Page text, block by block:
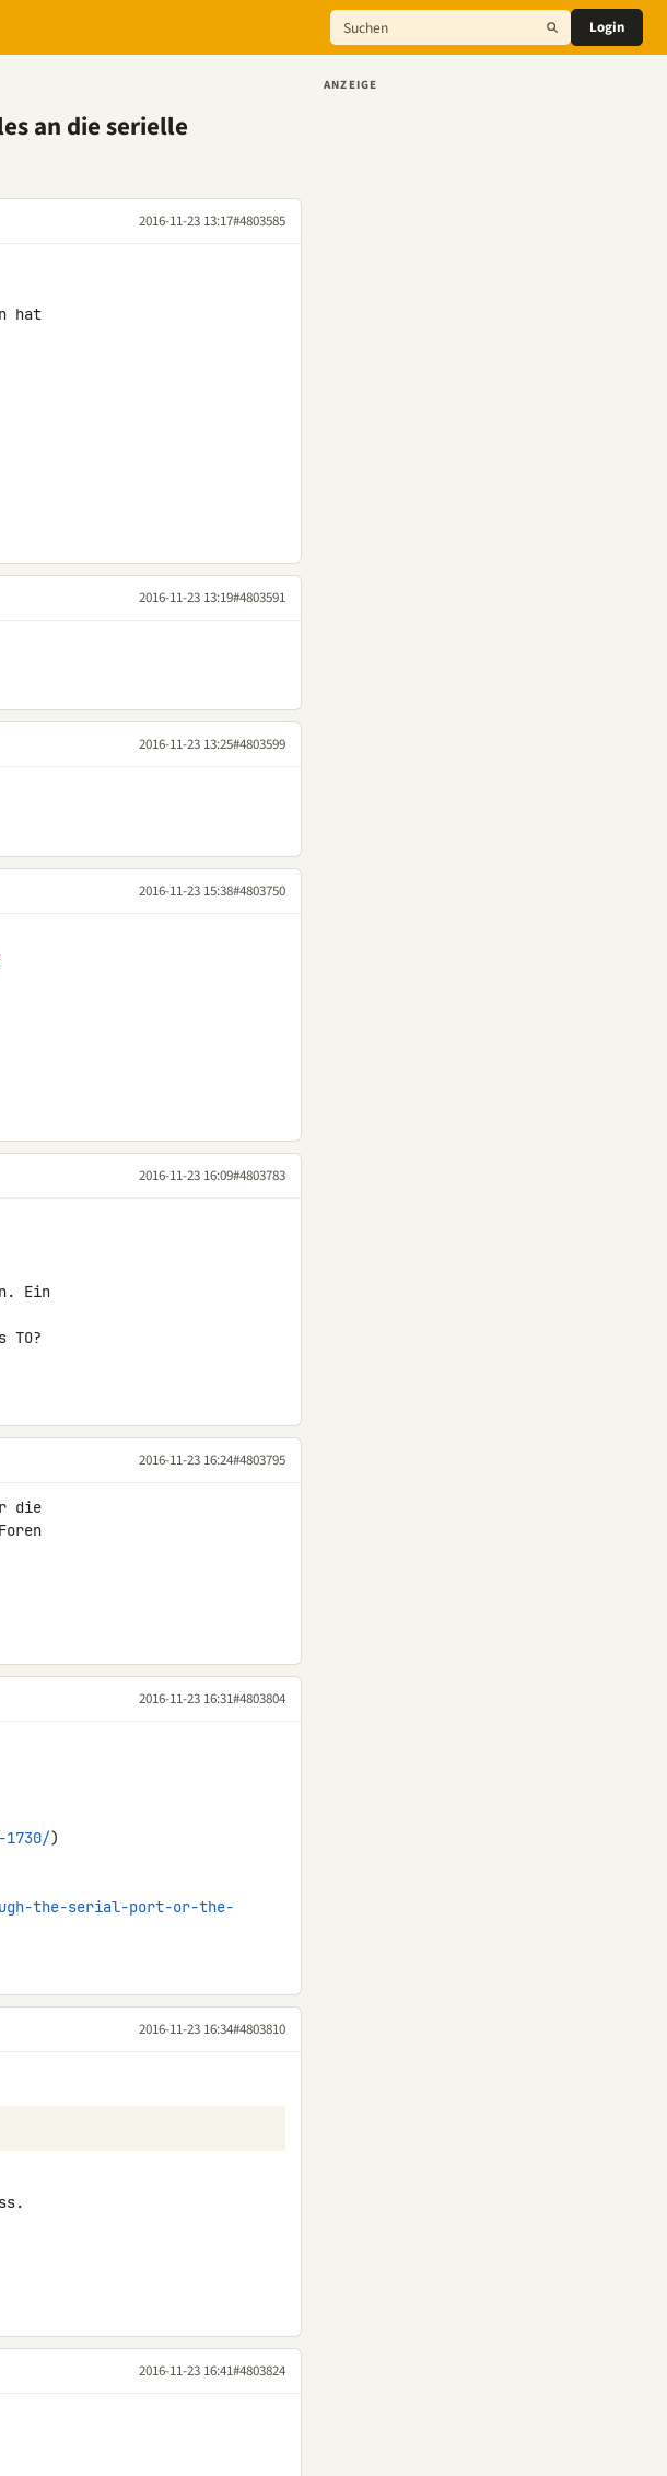
Login
an die serielle
2016-11-23 13:17#4803585
hat
2016-11-23 13:19#4803591
2016-11-23 13:25#4803599
2016-11-23 15:38#4803750
2016-11-23 16:09#4803783
Ein
TO?
2016-11-23 16:24#4803795
die
2016-11-23 16:31#4803804
)
the-serial-port-or-the-
2016-11-23 16:34#4803810
2016-11-23 16:41#4803824
ANZEIGE